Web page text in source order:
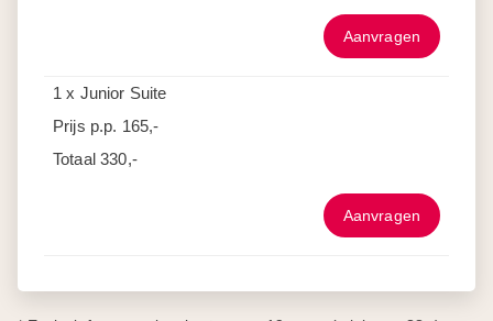
Aanvragen
1 x Junior Suite
Prijs p.p. 165,-
Totaal330,-
Aanvragen